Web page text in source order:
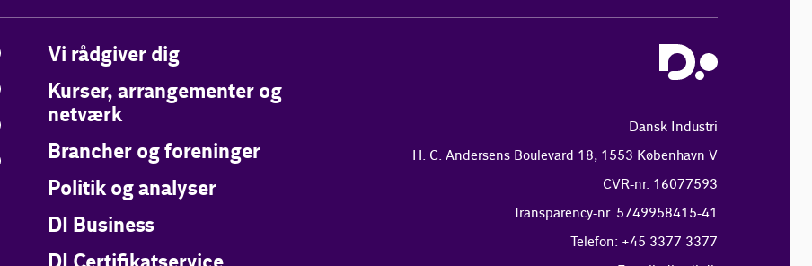
Vi rådgiver dig
Kurser, arrangementer og
netværk
Brancher og foreninger
Politik og analyser
DI Business
Dansk Industri
H. C. Andersens Boulevard 18, 1553 København V
CVR-nr. 16077593
Transparency-nr. 5749958415-41
Telefon: +45 3377 3377